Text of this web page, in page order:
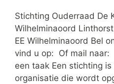
Stichting Ouderraad De
Wilhelminaoord
EE Wilhelminaoord Bel
vind u op: Of mail naar:
een taak Een stichting
organisatie die wordt